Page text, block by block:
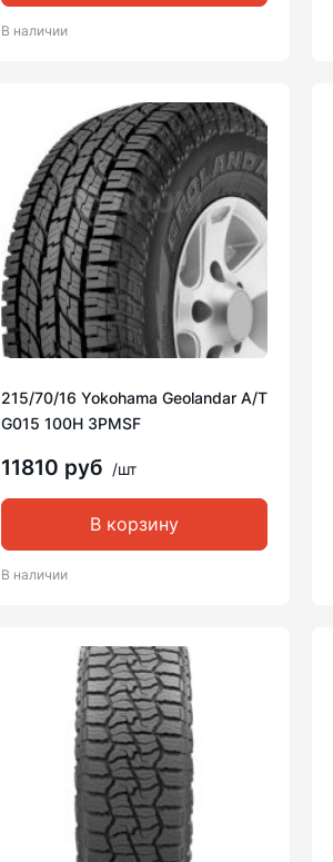
В наличии
215/70/16 Yokohama Geolandar A/T
G015 100H 3PMSF
11810 руб /шт
В корзину
В наличии